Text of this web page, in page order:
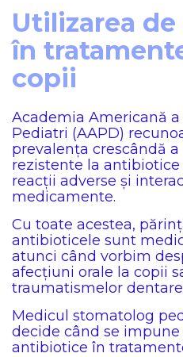
Utilizarea
în
copii
Academia Americană
Pediatri (AAPD)
prevalența crescândă
rezistente la
reacții adverse și
medicamente.
Cu toate acestea,
antibioticele sunt
atunci când vorbim
afecțiuni orale la copii
traumatismelor
Medicul stomatolog
decide când se
antibiotice în